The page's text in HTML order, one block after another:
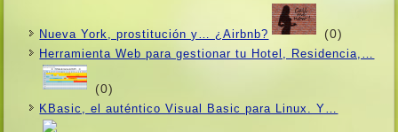
Nueva York, prostitución y… ¿Airbnb? (0)
Herramienta Web para gestionar tu Hotel, Residencia,…
(0)
KBasic, el auténtico Visual Basic para Linux. Y…